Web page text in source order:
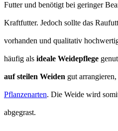
Futter und benötigt bei geringer
Kraftfutter. Jedoch sollte das
vorhanden und qualitativ
häufig als ideale Weidepflege
auf steilen Weiden gut
Pflanzenarten. Die Weide wird
abgegrast.